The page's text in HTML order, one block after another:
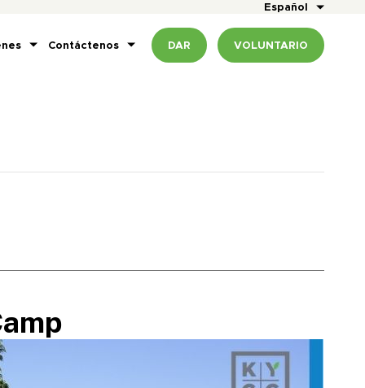
Español
Contáctenos DAR VOLUNTARIO